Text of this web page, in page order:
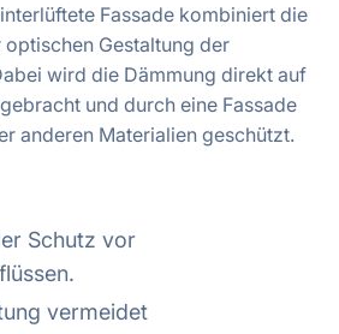
Fassade kombiniert die
Gestaltung der
wird die Dämmung direkt auf
und durch eine Fassade
anderen Materialien geschützt.
Schutz vor
vermeidet